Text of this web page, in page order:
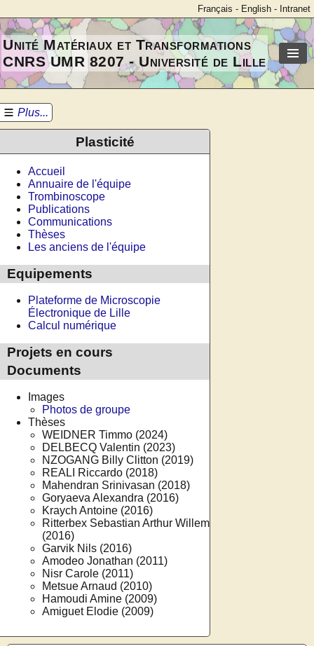
Français - English - Intranet
Unité Matériaux et Transformations
CNRS UMR 8207 - Université de Lille
Plus...
Plasticité
Accueil
Annuaire de l'équipe
Trombinoscope
Publications
Communications
Thèses
Les anciens de l'équipe
Equipements
Plateforme de Microscopie
Électronique de Lille
Calcul numérique
Projets en cours
Documents
Images
Photos de groupe
Thèses
WEIDNER Timmo (2024)
DELBECQ Valentin (2023)
NZOGANG Billy Clitton (2019)
REALI Riccardo (2018)
Mahendran Srinivasan (2018)
Goryaeva Alexandra (2016)
Kraych Antoine (2016)
Ritterbex Sebastian Arthur Willem
(2016)
Garvik Nils (2016)
Amodeo Jonathan (2011)
Nisr Carole (2011)
Metsue Arnaud (2010)
Hamoudi Amine (2009)
Amiguet Elodie (2009)